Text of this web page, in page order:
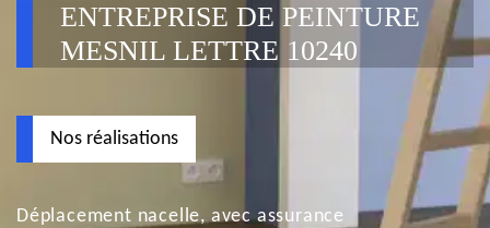
ENTREPRISE DE PEINTURE
MESNIL LETTRE 10240
Nos réalisations
Déplacement nacelle, avec assurance